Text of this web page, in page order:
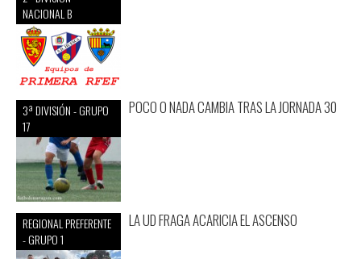
NACIONAL B
3ª DIVISIÓN - GRUPO
17
POCO O NADA CAMBIA TRAS LA JORNADA 30
REGIONAL PREFERENTE
- GRUPO 1
LA UD FRAGA ACARICIA EL ASCENSO